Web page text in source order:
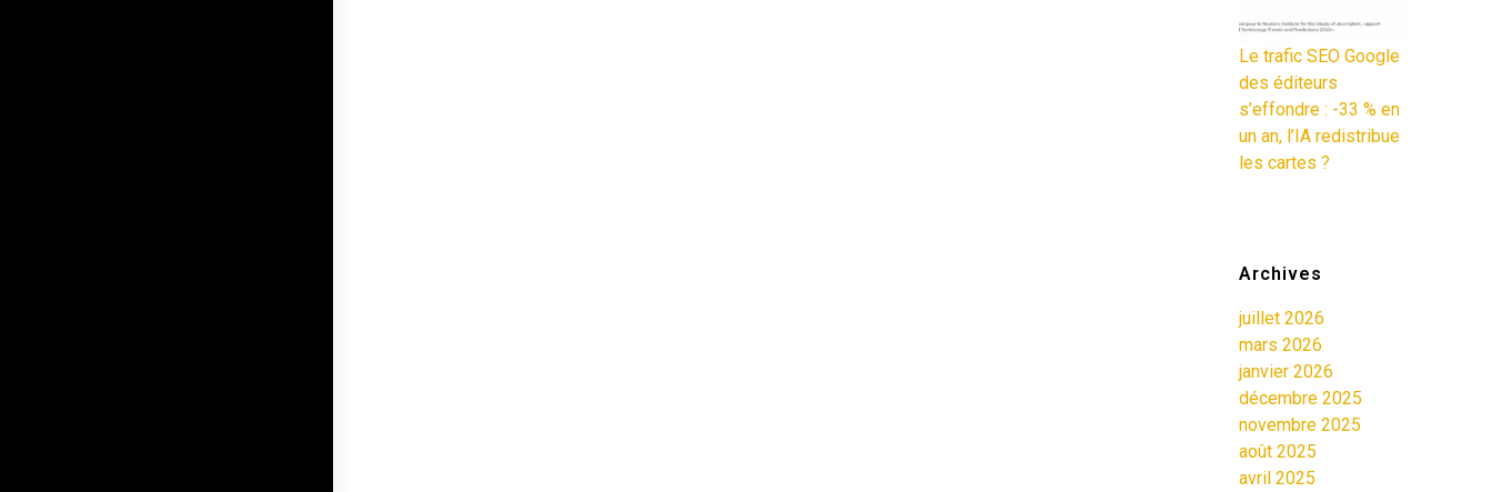
Le trafic SEO Google
des éditeurs
s’effondre : -33 % en
un an, l’IA redistribue
les cartes ?
Archives
juillet 2026
mars 2026
janvier 2026
décembre 2025
novembre 2025
août 2025
avril 2025